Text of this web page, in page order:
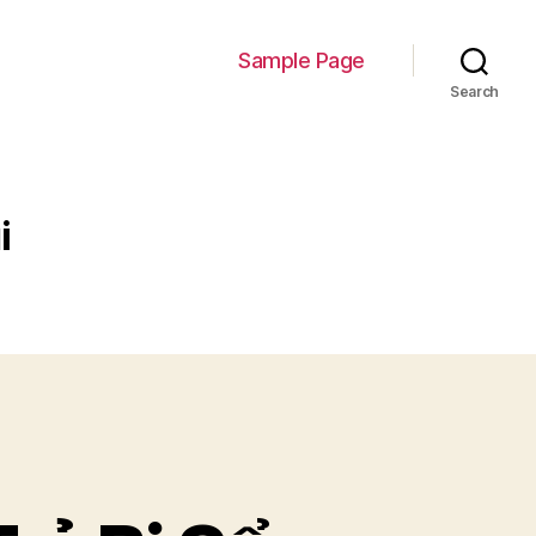
Sample Page
Search